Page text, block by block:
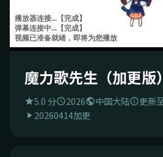
魔力歌先生（加更版）
5.0 分 2026 中国大陆
更新
20260414加更